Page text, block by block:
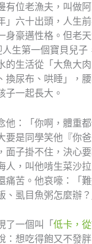
有位老漁夫，叫做
」六十出頭，人生
身豪邁性格。但老
生第一個寶貝兒子
的生活從「大魚大肉
換尿布、哄睡」，
子一起長大。
他：「你啊，體重
要是同學笑他『你
面子掛不住，決心
人，叫他啃生菜沙
痛苦。他哀嚎：「
、虱目魚粥怎麼辦？
了一個叫「 低卡，
：想吃得飽又不發